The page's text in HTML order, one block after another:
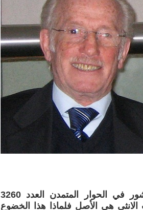
في تعليق على مقالنا "هل الأنثى هي الأصل ؟" المنشور في الحوار المتمدن العدد 3260
كانت الانثى هي الأصل فلماذا هذا الخضوع